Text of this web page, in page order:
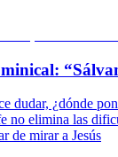
dudar, ¿dónde
no elimina las
de mirar a Jesús